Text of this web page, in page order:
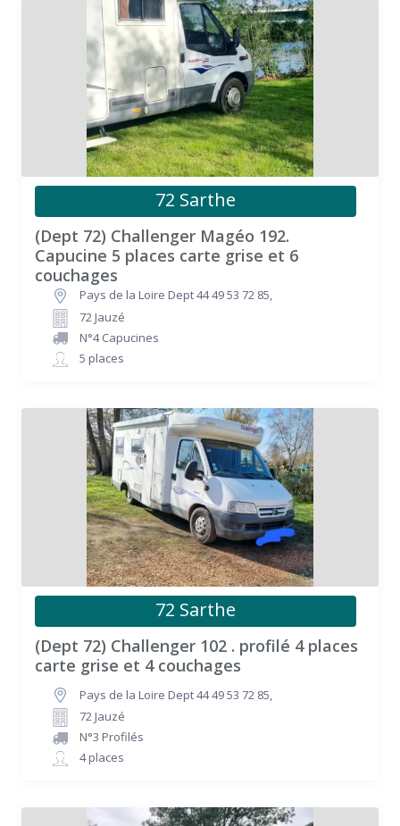
72 Sarthe
(Dept 72) Challenger Magéo 192.
Capucine 5 places carte grise et 6
couchages
Pays de la Loire Dept 44 49 53 72 85,
72 Jauzé
N°4 Capucines
5 places
72 Sarthe
(Dept 72) Challenger 102 . profilé 4 places
carte grise et 4 couchages
Pays de la Loire Dept 44 49 53 72 85,
72 Jauzé
N°3 Profilés
4 places